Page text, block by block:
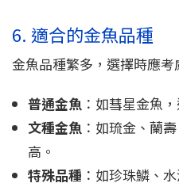
6. 適合的金魚品種
金魚品種繁多，選擇時應考
普通金魚 ：如彗星金魚
文種金魚 ：如琉金、蘭
高。
特殊品種 ：如珍珠鱗、